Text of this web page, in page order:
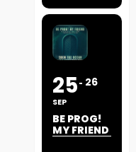
25
SEP
26
BE PROG!
MY FRIEND